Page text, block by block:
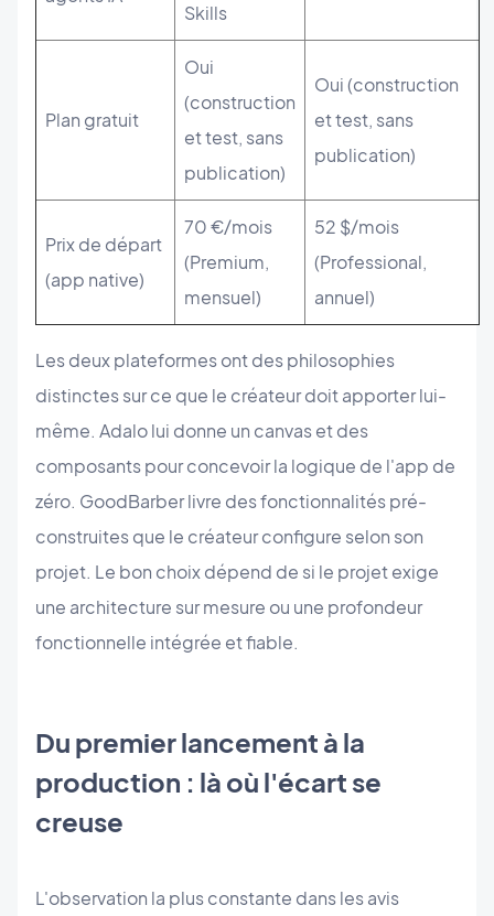
Skills
Plan gratuit
Oui
(construction
et test, sans
publication)
Oui (construction
et test, sans
publication)
Prix de départ
(app native)
70 €/mois
(Premium,
mensuel)
52 $/mois
(Professional,
annuel)
Les deux plateformes ont des philosophies
distinctes sur ce que le créateur doit apporter lui-
même. Adalo lui donne un canvas et des
composants pour concevoir la logique de l'app de
zéro. GoodBarber livre des fonctionnalités pré-
construites que le créateur configure selon son
projet. Le bon choix dépend de si le projet exige
une architecture sur mesure ou une profondeur
fonctionnelle intégrée et fiable.
Du premier lancement à la
production : là où l'écart se
creuse
L'observation la plus constante dans les avis